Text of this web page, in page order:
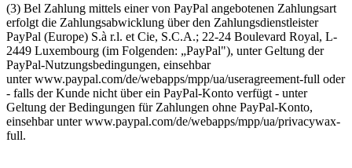
(3) Bel Zahlung mittels einer von PayPal angebotenen Zahlungsart
erfolgt die Zahlungsabwicklung über den Zahlungsdienstleister
PayPal (Europe) S.à r.l. et Cie, S.C.A.; 22-24 Boulevard Royal, L-
2449 Luxembourg (im Folgenden: „PayPal"), unter Geltung der
PayPal-Nutzungsbedingungen, einsehbar
unter www.paypal.com/de/webapps/mpp/ua/useragreement-full oder
- falls der Kunde nicht über ein PayPal-Konto verfügt - unter
Geltung der Bedingungen für Zahlungen ohne PayPal-Konto,
einsehbar unter www.paypal.com/de/webapps/mpp/ua/privacywax-
full.